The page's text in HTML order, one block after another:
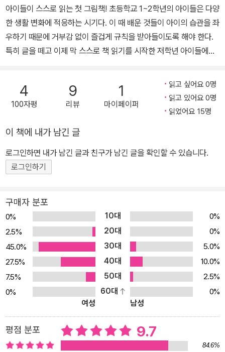
아이들이 스스로 읽는 첫 그림책! 초등학교 1~2학년의 아이들은 다양
한 생활 변화에 적응하는 시기다. 이 때 배운 것들이 아이의 습관을 좌
우하기 때문에 거부감 없이 즐겁게 규칙을 받아들이도록 해야 한다.
특히 글을 떼고 이제 막 스스로 책 읽기를 시작한 저학년 아이들에게
책에 어려운 단어가 나오면 글자를 읽을 뿐 내용을 이해하지 못해 부
담스러워 하기 때문에 책 읽기를 멀리하기 쉽다. 그래서 아이들이 읽
는 재미를 느끼면서도 지루해 하지 않도록 적절한 그림이 곁들어진
하는 아이들이 내용을 한눈에 이해하면서도 읽는 흥미를 가질 수 있
는 ‘스스로 읽는 첫 번째 책’이다. 이 책은 리듬감과 생동감을 모두 갖
춰 많은 사랑을 받고 있는 『큰 개 작은 개』(보물창고, 2008), 『달려
라 달려, 개야!』(보물창고, 2011)를 쓰고 그린 작가 필립 디 이스트먼
하는 책(Beginner Books)로 꾸준히 사랑받았다. 또한 미국교사협
회에서 교사를 상대로 한 설문 조사를 통해 엄선되는 ‘미국교사협회
선정 100대 아동도서’로 선정되어 미국의 초등학교 및 도서관에서
필독도서로 아이들에게 널리 읽히고 있다. 우리나라에서도 이미 원서
『Are you my mother?』가 영어를 배우기 시작하는 학생들의 교재
로 유명해 유치원이나 영어 학원에서도 영어 연극 수업에 적극 활용
하고 있다. 반복되는 말을 배우는 책은 자칫 이야기가 지루해지기 쉬
운데, 이 책은 아이들의 호기심을 자극하는 극적인 이야기 전개가 자
연스러워 학부모와 아이들 모두 좋아한다고 한다. 보물창고에서 펴낸
『우리 엄마 맞아?』는 의태어, 의성어, 긍정과 부정을 나타내는 말 등
원작의 언어적 유희를 고스란히 살린 번역으로 아이들이 우리말을 반
4
100자평
9
리뷰
1
마이페이퍼
읽고 싶어요 0명
읽고 있어요 0명
읽었어요 15명
이 책에 내가 남긴 글
로그인하면 내가 남긴 글과 친구가 남긴 글을 확인할 수 있습니다.
로그인하기
구매자 분포
0% 10대
0%
2.5%
20대
0%
45.0%
30대
5.0%
27.5%
40대
10.0%
7.5%
50대
2.5%
0%
60대
0%
여성
남성
평점 분포 9.7
84.6%